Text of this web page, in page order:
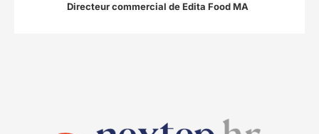
Directeur commercial de Edita Food MA